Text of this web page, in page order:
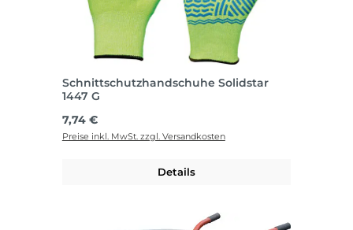
Schnittschutzhandschuhe Solidstar
1447 G
Regulärer Preis:
7,74 €
Preise inkl. MwSt. zzgl. Versandkosten
Details